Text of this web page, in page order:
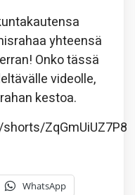
yhteensä
Onko tässä
videolle,
kestoa.
ZqGmUiUZ7P8
WhatsApp